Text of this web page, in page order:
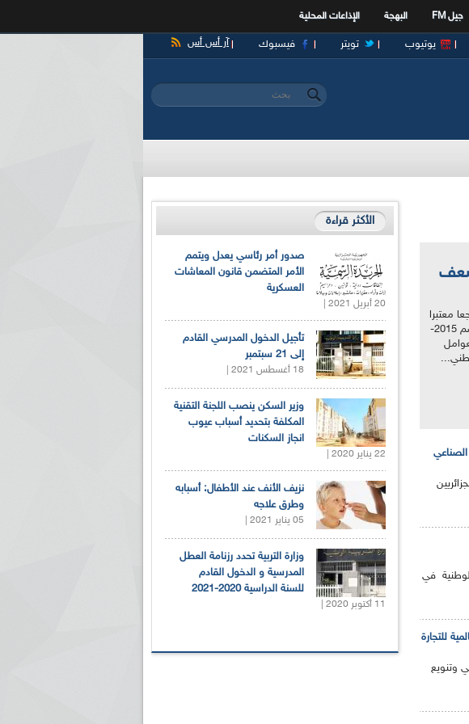
جيل FM البهجة الإذاعات المحلية
آر أس أس فيسبوك تويتر يوتيوب
استمارة البحث
‏بحث ‏
ضعف
معتبرا
إلى حوالي 33 مليون قنطار برسم حملة الحصاد لموسم 2015-
الصناعي
في
للتجارة
وتنويع
الأكثر قراءة
صدور أمر رئاسي يعدل ويتمم
الأمر المتضمن قانون المعاشات
العسكرية
20 أبريل 2021 |
تأجيل الدخول المدرسي القادم
إلى 21 سبتمبر
18 أغسطس 2021 |
وزير السكن ينصب اللجنة التقنية
المكلفة بتحديد أسباب عيوب
انجاز السكنات
22 يناير 2020 |
نزيف الأنف عند الأطفال: أسبابه
وطرق علاجه
05 يناير 2021 |
وزارة التربية تحدد رزنامة العطل
المدرسية و الدخول القادم
للسنة الدراسية 2020-2021
11 أكتوبر 2020 |